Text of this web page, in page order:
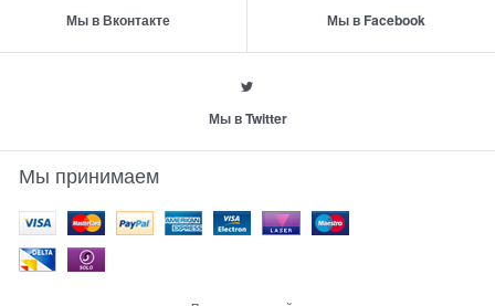
Мы в Вконтакте Мы в Facebook
Мы в Twitter
Мы принимаем